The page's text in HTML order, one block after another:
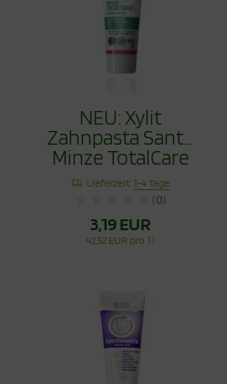
NEU: Xylit
Zahnpasta Sante
Minze TotalCare
75ml
Lieferzeit:1-4 Tage
(0)
3,19 EUR
42,52 EUR pro 1 l